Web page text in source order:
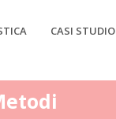
CASI STUDIO